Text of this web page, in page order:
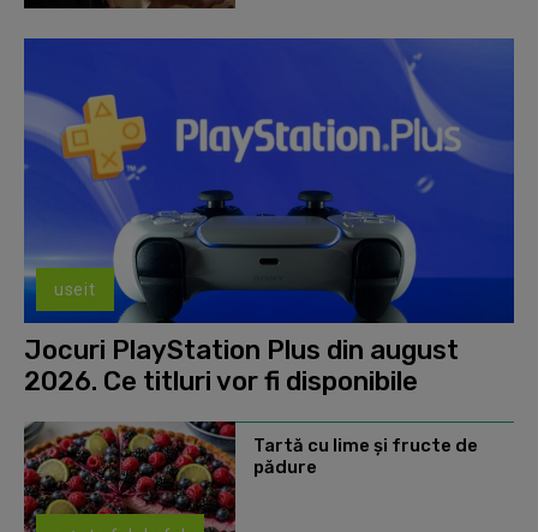
useit
Jocuri PlayStation Plus din august
2026. Ce titluri vor fi disponibile
Tartă cu lime și fructe de
pădure